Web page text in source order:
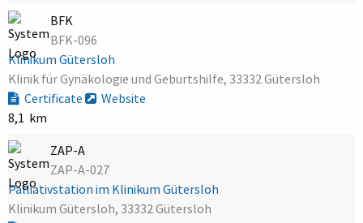
BFK
BFK-096
Klinikum Gütersloh
Klinik für Gynäkologie und Geburtshilfe, 33332 Gütersloh
Certificate
Website
8,1 km
ZAP-A
ZAP-A-027
Palliativstation im Klinikum Gütersloh
Klinikum Gütersloh, 33332 Gütersloh